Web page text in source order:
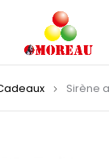
Sirène